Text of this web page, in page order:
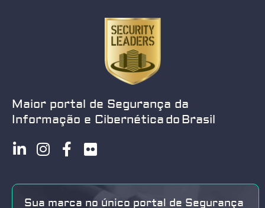
Maior portal de Segurança da
Informação e Cibernética do Brasil
Sua marca no único portal de Segurança